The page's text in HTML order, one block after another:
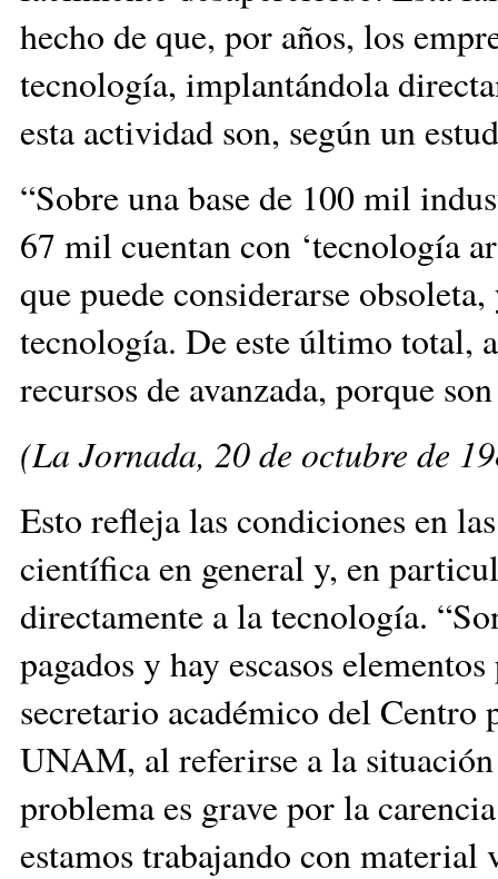
hecho de que, por años, los
tecnología, implantándola
esta actividad son, según un
“Sobre una base de 100 mil
67 mil cuentan con ‘tecnología
que puede considerarse
tecnología. De este último total,
recursos de avanzada, porque
(La Jornada, 20 de octubre de
Esto refleja las condiciones en
científica en general y, en
directamente a la tecnología.
pagados y hay escasos
secretario académico del
UNAM, al referirse a la
problema es grave por la
estamos trabajando con